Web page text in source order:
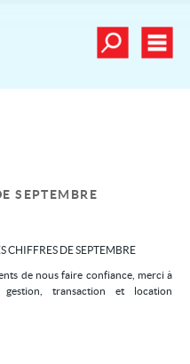
Toutes nos
SEPTEMBRE
CHIFFRES DE SEPTEMBRE
de nous faire confiance, merci à
transaction et location